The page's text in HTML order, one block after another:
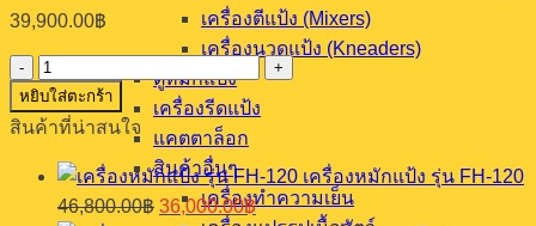
เครื่องตีแป้ง (Mixers)
เครื่องนวดแป้ง (Kneaders)
ตู้หมักแป้ง
เครื่องรีดแป้ง
แคตตาล็อก
สินค้าอื่นๆ
เครื่องทำความเย็น
39,900.00฿
จำนวน
เครื่อง
ทำ
หยิบใส่ตะกร้า
สินค้าที่น่าสนใจ
เครื่องหมักแป้ง รุ่น FH-120
46,800.00฿ Original
price
36,000.00฿Current
price